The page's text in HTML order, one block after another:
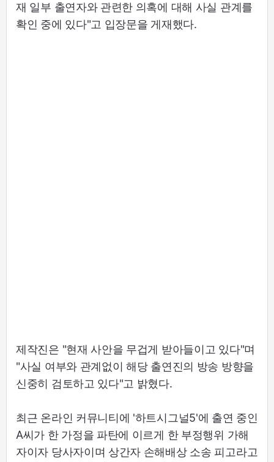
재 일부 출연자와 관련한 의혹에 대해 사실 관계를
확인 중에 있다"고 입장문을 게재했다.
제작진은 "현재 사안을 무겁게 받아들이고 있다"며
"사실 여부와 관계없이 해당 출연진의 방송 방향을
신중히 검토하고 있다"고 밝혔다.
최근 온라인 커뮤니티에 '하트시그널5'에 출연 중인
A씨가 한 가정을 파탄에 이르게 한 부정행위 가해
자이자 당사자이며 상간자 손해배상 소송 피고라고